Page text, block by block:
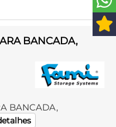
BANCADA,
BANCADA,